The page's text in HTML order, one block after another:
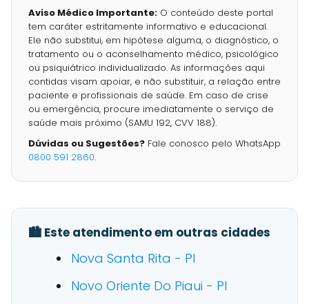
Aviso Médico Importante: O conteúdo deste portal
tem caráter estritamente informativo e educacional.
Ele não substitui, em hipótese alguma, o diagnóstico, o
tratamento ou o aconselhamento médico, psicológico
ou psiquiátrico individualizado. As informações aqui
contidas visam apoiar, e não substituir, a relação entre
paciente e profissionais de saúde. Em caso de crise
ou emergência, procure imediatamente o serviço de
saúde mais próximo (SAMU 192, CVV 188).
Dúvidas ou Sugestões? Fale conosco pelo WhatsApp
0800 591 2860.
🏙️ Este atendimento em outras cidades
Nova Santa Rita - PI
Novo Oriente Do Piaui - PI